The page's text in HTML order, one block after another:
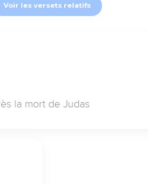
Voir les versets relatifs
la mort de Judas